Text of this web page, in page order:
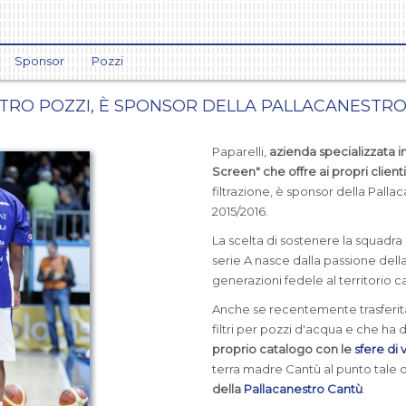
Sponsor Pozzi
POZZI, È SPONSOR DELLA
Paparelli, azienda specializzata
Screen" che offre ai propri
filtrazione, è sponsor della
2015/2016.
La scelta di sostenere la
serie A nasce dalla passione
generazioni fedele al territorio
Anche se recentemente
filtri per pozzi d'acqua e che ha
proprio catalogo con le sfere di
terra madre Cantù al punto tale
della Pallacanestro Cantù